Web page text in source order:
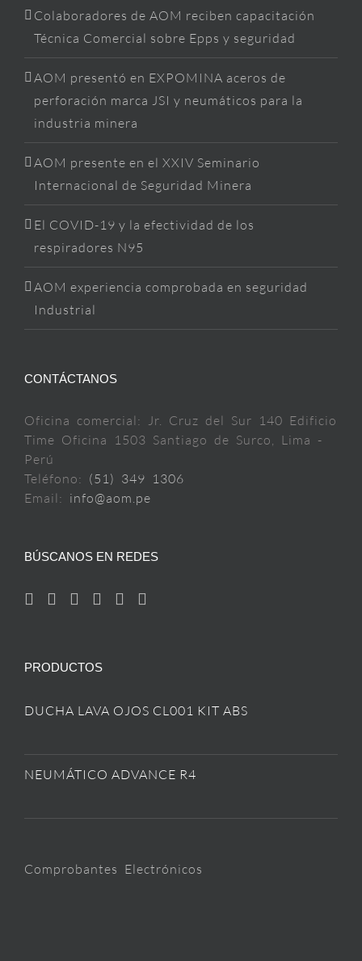
Colaboradores de AOM reciben capacitación
Técnica Comercial sobre Epps y seguridad
AOM presentó en EXPOMINA aceros de
perforación marca JSI y neumáticos para la
industria minera
AOM presente en el XXIV Seminario
Internacional de Seguridad Minera
El COVID-19 y la efectividad de los
respiradores N95
AOM experiencia comprobada en seguridad
Industrial
CONTÁCTANOS
Oficina comercial: Jr. Cruz del Sur 140 Edificio
Time Oficina 1503 Santiago de Surco, Lima -
Perú
Teléfono: (51) 349 1306
Email: info@aom.pe
BÚSCANOS EN REDES
PRODUCTOS
DUCHA LAVA OJOS CL001 KIT ABS
NEUMÁTICO ADVANCE R4
Comprobantes Electrónicos